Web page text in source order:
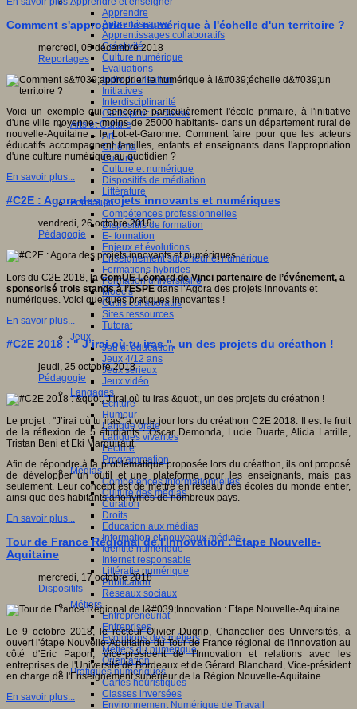
Apprendre
Apprentissages
Apprentissages collaboratifs
Créativité
Culture numérique
Evaluations
Individualisation
Initiatives
Interdisciplinarité
Outils pour la classe
Arts et Culture
Art
Cinéma
Culture
Culture et numérique
Dispositifs de médiation
Littérature
Formation
Compétences professionnelles
Dispositifs de formation
E- formation
Enjeux et évolutions
Enseignement supérieur et numérique
Formations hybrides
Formation universitaire
Mooc’s
Outils collaboratifs
Sites ressources
Tutorat
Jeux
Jeu et éducation
Jeux 4/12 ans
Jeux sérieux
Jeux vidéo
Langages
Ecriture
Humour
Langue orale
Langues vivantes
Lecture
Programmation
Médias
Compétences informationnelles
Culture des médias
Curation
Droits
Education aux médias
Information et nouveaux médias
Identité numérique
Internet responsable
Littératie numérique
Publication
Réseaux sociaux
Métiers
Entrepreneuriat
Entreprises
Evolutions des métiers
Métiers du numérique
Orientation
Pratiques numériques
Cartes heuristiques
Classes inversées
Environnement Numérique de Travail
Comment s'approprier le numérique à l'échelle d'un territoire ?
mercredi, 05 décembre 2018
Reportages
Voici un exemple qui concerne particulièrement l'école primaire, à l'initiative
d'une ville moyenne - moins de 25000 habitants- dans un département rural de
nouvelle-Aquitaine : le Lot-et-Garonne. Comment faire pour que les acteurs
éducatifs accompagnent familles, enfants et enseignants dans l'appropriation
d'une culture numérique au quotidien ?
En savoir plus...
#C2E : Agora des projets innovants et numériques
vendredi, 26 octobre 2018
Pédagogie
Lors du C2E 2018, la ComUE Léonard de Vinci partenaire de l’événement, a
sponsorisé trois stands à l’ESPEdans l’Agora des projets innovants et
numériques. Voici quelques pratiques innovantes !
En savoir plus...
#C2E 2018 : " J’irai où tu iras ", un des projets du créathon !
jeudi, 25 octobre 2018
Pédagogie
Le projet : "J’irai où tu iras" a vu le jour lors du créathon C2E 2018. Il est le fruit
de la réflexion de 5 étudiants : Oscar Demonda, Lucie Duarte, Alicia Latrille,
Tristan Beni et Eki Marguiraut.
Afin de répondre à la problématique proposée lors du créathon, ils ont proposé
de développer un outil et une plateforme pour les enseignants, mais pas
seulement. Leur concept est de mettre en réseau des écoles du monde entier,
ainsi que des habitants anonymes de nombreux pays.
En savoir plus...
Tour de France Régional de l'Innovation : Etape Nouvelle-
Aquitaine
mercredi, 17 octobre 2018
Dispositifs
Le 9 octobre 2018, le recteur Olivier Dugrip, Chancelier des Universités, a
ouvert l'étape Nouvelle-Aquitaine du Tour de France régional de l'innovation au
côté d'Eric Papon, Vice-président de l'Innovation et relations avec les
entreprises de l'Université de Bordeaux et de Gérard Blanchard, Vice-président
en charge de l'Enseignement supérieur de la Région Nouvelle-Aquitaine.
En savoir plus...